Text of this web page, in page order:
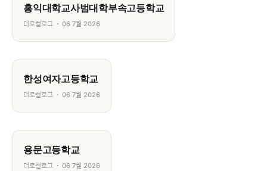
홍익대학교사범대학부속고등학교
더로컬로그 06 7월 2026
한성여자고등학교
더로컬로그 06 7월 2026
용문고등학교
더로컬로그 06 7월 2026